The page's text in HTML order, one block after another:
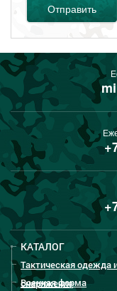
Отправить
КАТАЛОГ
Тактическая одежда
снаряжение
Военная форма